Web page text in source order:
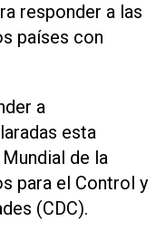
responder a las
países con
a
esta
de la
para el Control y
(CDC).